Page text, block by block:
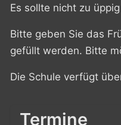
Es sollte nicht zu
Bitte geben Sie das
gefüllt werden. Bitte
Die Schule verfügt
Termine